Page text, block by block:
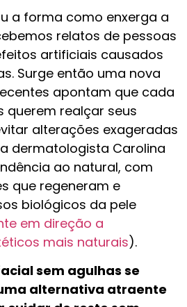
a forma como enxerga a
relatos de pessoas
artificiais causados
Surge então uma nova
apontam que cada
querem realçar seus
alterações exageradas
dermatologista Carolina
ao natural, com
que regeneram e
biológicos da pele
em direção a
mais naturais).
sem agulhas se
alternativa atraente